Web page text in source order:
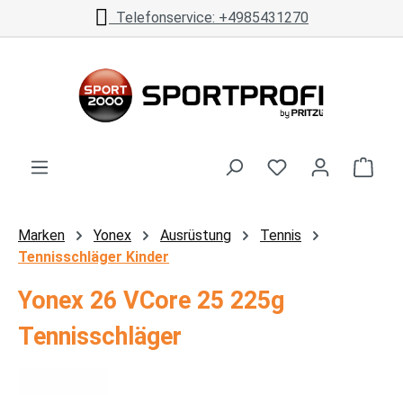
Zum Hauptinhalt springenTelefonservice: +4985431270
Marken Yonex Ausrüstung
Tennis
Tennisschläger Kinder
Yonex 26 VCore 25 225g
Tennisschläger